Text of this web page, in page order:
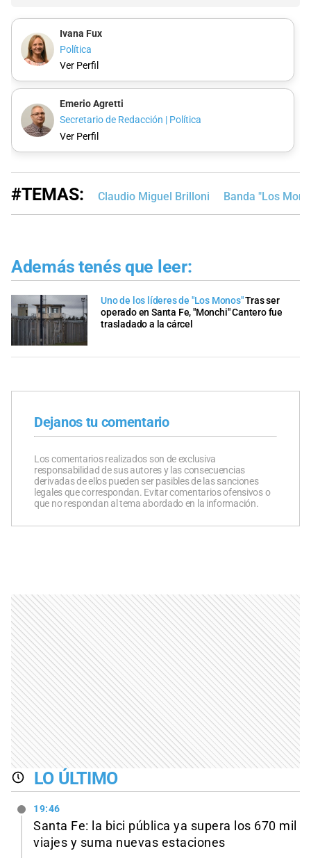
Ivana Fux
Política
Ver Perfil
Emerio Agretti
Secretario de Redacción | Política
Ver Perfil
#TEMAS: Claudio Miguel Brilloni Banda "Los
Además tenés que leer:
Uno de los líderes de "Los Monos"Tras ser
operado en Santa Fe, "Monchi" Cantero fue
trasladado a la cárcel
Dejanos tu comentario
Los comentarios realizados son de exclusiva
responsabilidad de sus autores y las consecuencias
derivadas de ellos pueden ser pasibles de las sanciones
legales que correspondan. Evitar comentarios ofensivos o
que no respondan al tema abordado en la información.
LO ÚLTIMO
19:46
Santa Fe: la bici pública ya supera los 670 mil
viajes y suma nuevas estaciones